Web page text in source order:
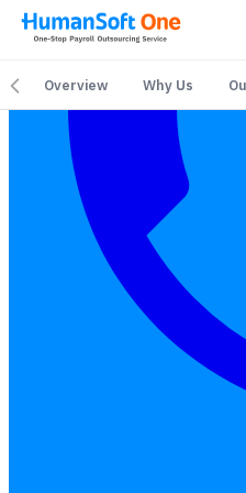
Overview Why Us